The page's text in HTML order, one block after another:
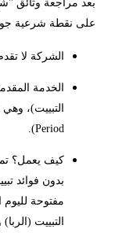
على نقطة شرعية
الشركة لا
Period).
بدون فوائد
مفتوحة
التبييت